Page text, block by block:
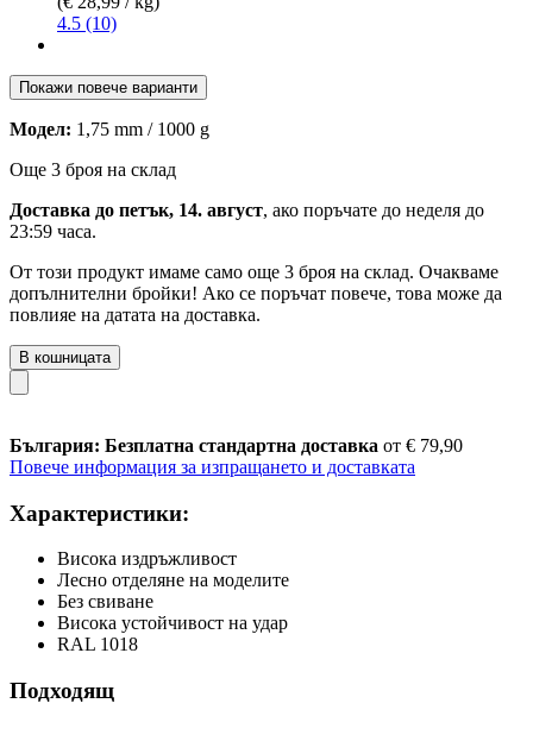
4.5 (10)
Покажи повече варианти
Модел: 1,75 mm / 1000 g
Още 3 броя на склад
Доставка до петък, 14. август, ако поръчате до неделя до
23:59 часа.
От този продукт имаме само още 3 броя на склад. Очакваме
допълнителни бройки! Ако се поръчат повече, това може да
повлияе на датата на доставка.
В кошницата
България: Безплатна стандартна доставка от € 79,90
Повече информация за изпращането и доставката
Характеристики:
Висока издръжливост
Лесно отделяне на моделите
Без свиване
Висока устойчивост на удар
RAL 1018
Подходящ